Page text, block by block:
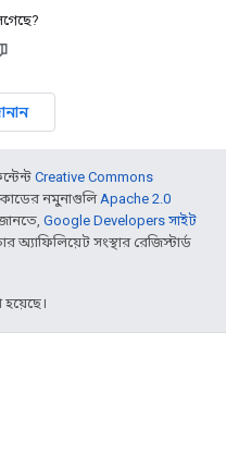
Creative Commons
নমুনাগুলিApache 2.0
Google Developers সাইট
সংস্থার রেজিস্টার্ড